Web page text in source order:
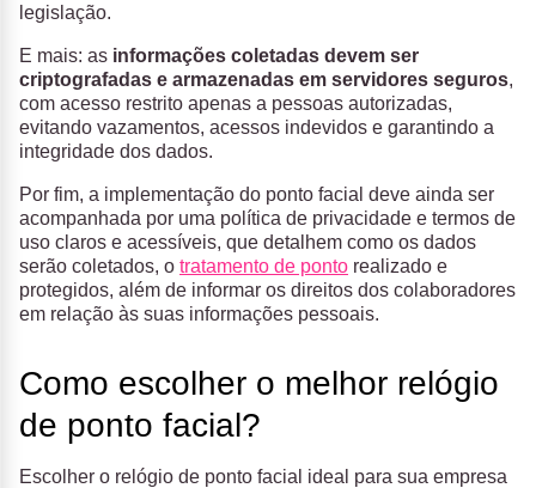
legislação.
E mais: as informações coletadas devem ser
criptografadas e armazenadas em servidores seguros,
com acesso restrito apenas a pessoas autorizadas,
evitando vazamentos, acessos indevidos e garantindo a
integridade dos dados.
Por fim, a implementação do ponto facial deve ainda ser
acompanhada por uma política de privacidade e termos de
uso claros e acessíveis, que detalhem como os dados
serão coletados, o tratamento de ponto realizado e
protegidos, além de informar os direitos dos colaboradores
em relação às suas informações pessoais.
Como escolher o melhor relógio
de ponto facial?
Escolher o relógio de ponto facial ideal para sua empresa